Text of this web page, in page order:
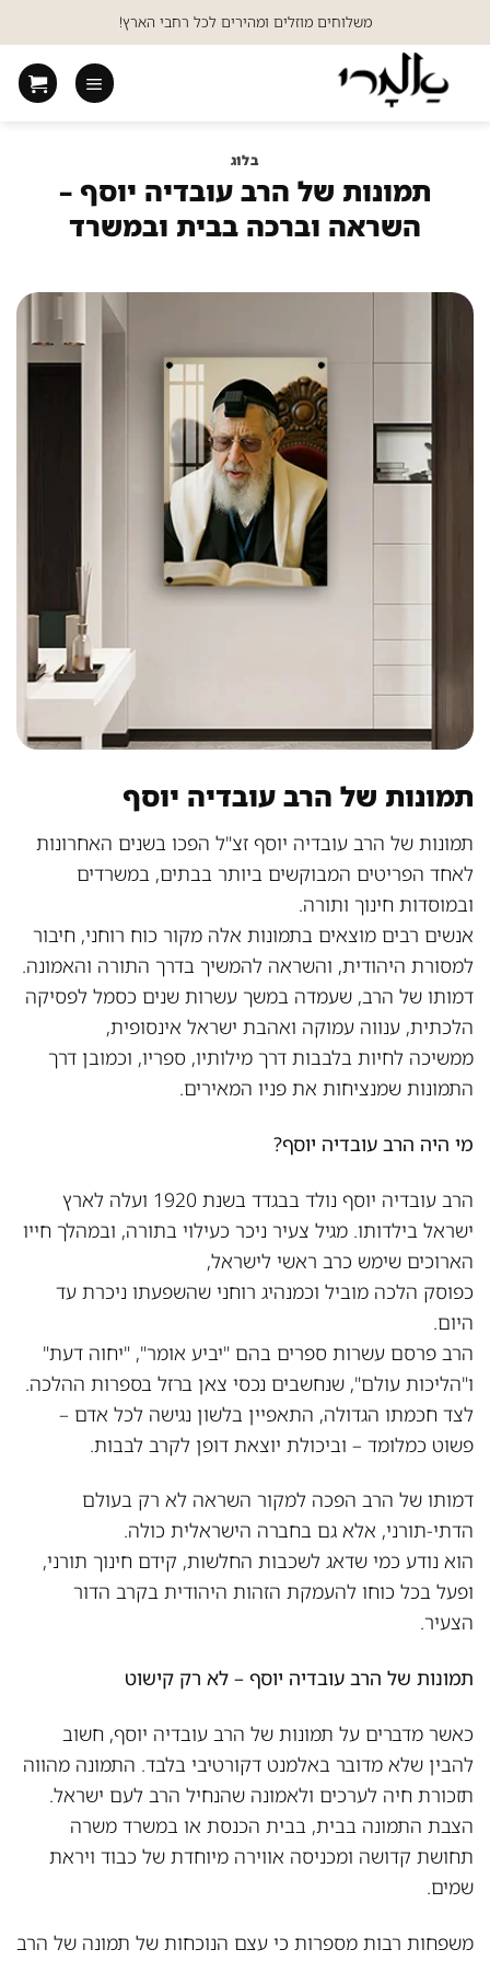
to
content
משלוחים מוזלים ומהירים לכל רחבי הארץ!
בלוג
תמונות של הרב עובדיה יוסף –
השראה וברכה בבית ובמשרד
תמונות של הרב עובדיה יוסף
תמונות של הרב עובדיה יוסף זצ"ל הפכו בשנים האחרונות
לאחד הפריטים המבוקשים ביותר בבתים, במשרדים
ובמוסדות חינוך ותורה.
אנשים רבים מוצאים בתמונות אלה מקור כוח רוחני, חיבור
למסורת היהודית, והשראה להמשיך בדרך התורה והאמונה.
דמותו של הרב, שעמדה במשך עשרות שנים כסמל לפסיקה
הלכתית, ענווה עמוקה ואהבת ישראל אינסופית,
ממשיכה לחיות בלבבות דרך מילותיו, ספריו, וכמובן דרך
התמונות שמנציחות את פניו המאירים.
מי היה הרב עובדיה יוסף?
הרב עובדיה יוסף נולד בבגדד בשנת 1920 ועלה לארץ
ישראל בילדותו. מגיל צעיר ניכר כעילוי בתורה, ובמהלך חייו
הארוכים שימש כרב ראשי לישראל,
כפוסק הלכה מוביל וכמנהיג רוחני שהשפעתו ניכרת עד
היום.
הרב פרסם עשרות ספרים בהם "יביע אומר", "יחוה דעת"
ו"הליכות עולם", שנחשבים נכסי צאן ברזל בספרות ההלכה.
לצד חכמתו הגדולה, התאפיין בלשון נגישה לכל אדם –
פשוט כמלומד – וביכולת יוצאת דופן לקרב לבבות.
דמותו של הרב הפכה למקור השראה לא רק בעולם
הדתי-תורני, אלא גם בחברה הישראלית כולה.
הוא נודע כמי שדאג לשכבות החלשות, קידם חינוך תורני,
ופעל בכל כוחו להעמקת הזהות היהודית בקרב הדור
הצעיר.
תמונות של הרב עובדיה יוסף – לא רק קישוט
כאשר מדברים על תמונות של הרב עובדיה יוסף, חשוב
להבין שלא מדובר באלמנט דקורטיבי בלבד. התמונה מהווה
תזכורת חיה לערכים ולאמונה שהנחיל הרב לעם ישראל.
הצבת התמונה בבית, בבית הכנסת או במשרד משרה
תחושת קדושה ומכניסה אווירה מיוחדת של כבוד ויראת
שמים.
משפחות רבות מספרות כי עצם הנוכחות של תמונה של הרב